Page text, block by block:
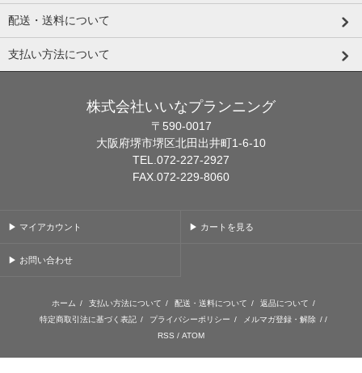
配送・送料について
支払い方法について
株式会社いいなプランニング
〒590-0017
大阪府堺市堺区北田出井町1-6-10
TEL.072-227-2927
FAX.072-229-8060
▶ マイアカウント ▶ カートを見る
▶ お問い合わせ
ホーム / 支払い方法について / 配送・送料について / 返品について /
特定商取引法に基づく表記 / プライバシーポリシー / メルマガ登録・解除 / /
RSS / ATOM